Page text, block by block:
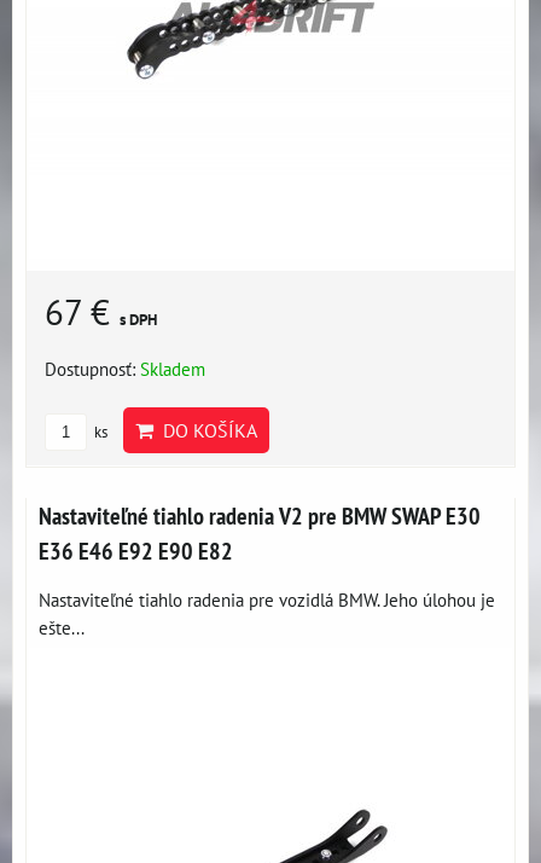
67 € s DPH
Dostupnosť: Skladem
ks DO KOŠÍKA
Nastaviteľné tiahlo radenia V2 pre BMW SWAP E30
E36 E46 E92 E90 E82
Nastaviteľné tiahlo radenia pre vozidlá BMW. Jeho úlohou je
ešte...